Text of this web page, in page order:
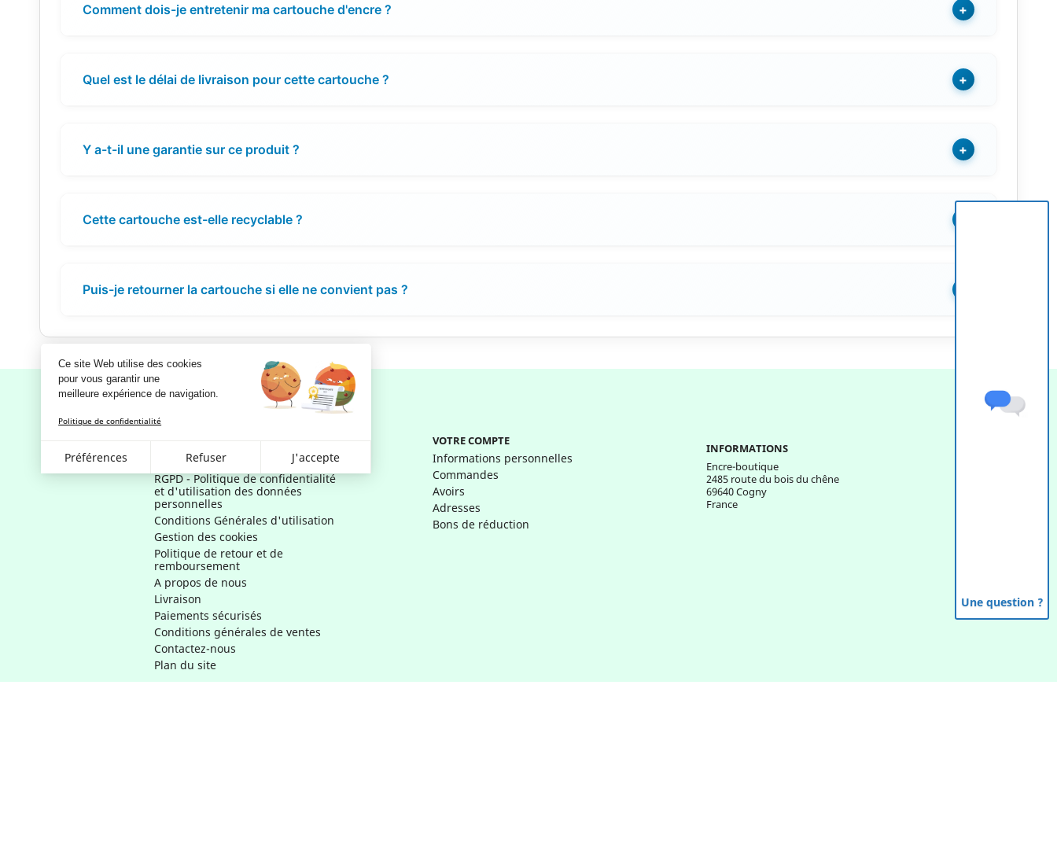
Ce site Web utilise des cookies
pour vous garantir une
meilleure expérience de navigation.
Politique de confidentialité
Préférences Refuser J'accepte
Une question ?
Comment dois-je entretenir ma cartouche d'encre ? +
Quel est le délai de livraison pour cette cartouche ? +
Y a-t-il une garantie sur ce produit ? +
Cette cartouche est-elle recyclable ?
Puis-je retourner la cartouche si elle ne convient pas ?
Mentions légales
RGPD - Politique de confidentialité
et d'utilisation des données
personnelles
Conditions Générales d'utilisation
Gestion des cookies
Politique de retour et de
remboursement
A propos de nous
Livraison
Paiements sécurisés
Conditions générales de ventes
Contactez-nous
Plan du site
VOTRE COMPTE
Informations personnelles
Commandes
Avoirs
Adresses
Bons de réduction
INFORMATIONS
Encre-boutique
2485 route du bois du chêne
69640 Cogny
France